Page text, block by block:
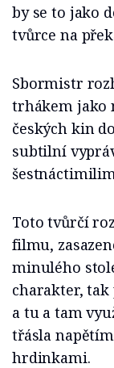
by se to jako
tvůrce na
Sbormistr
trhákem jako
českých kin
subtilní
Toto tvůrčí
filmu,
minulého
charakter,
a tu a tam
třásla
hrdinkami.